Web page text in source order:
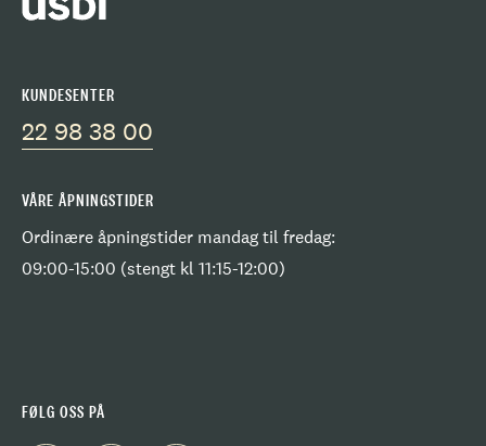
KUNDESENTER
22 98 38 00
VÅRE ÅPNINGSTIDER
Ordinære åpningstider mandag til fredag:
09:00-15:00 (stengt kl 11:15-12:00)
FØLG OSS PÅ